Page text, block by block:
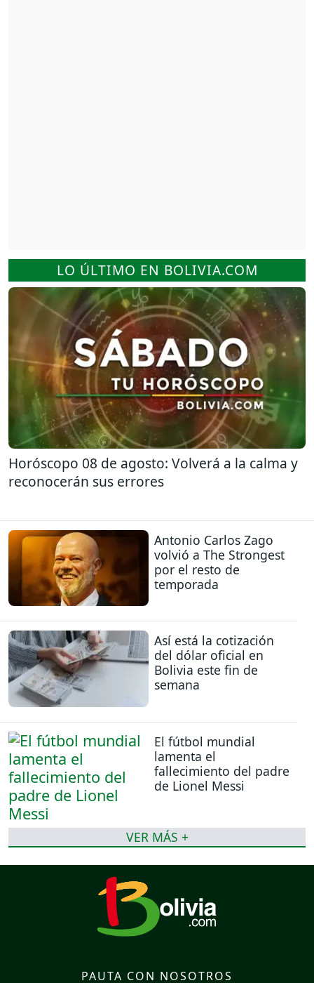
LO ÚLTIMO EN BOLIVIA.COM
Horóscopo 08 de agosto: Volverá a la calma y
reconocerán sus errores
Antonio Carlos Zago
volvió a The Strongest
por el resto de
temporada
Así está la cotización
del dólar oficial en
Bolivia este fin de
semana
El fútbol mundial
lamenta el
fallecimiento del padre
de Lionel Messi
VER MÁS +
PAUTA CON NOSOTROS